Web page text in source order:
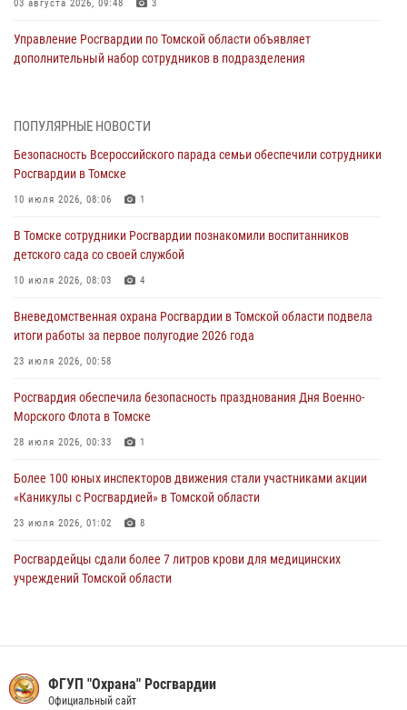
03 августа 2026, 09:48 3
Управление Росгвардии по Томской области объявляет
дополнительный набор сотрудников в подразделения
только часть товара
30 июля 2026, 07:41
товара из гипермаркета на 7 тысяч рублей
29 июля 2026, 00:41
Морского Флота в Томске
28 июля 2026, 00:33
приняли присягу у памятного знака Росгвардии (видео)
28 июля 2026, 00:24
ПОПУЛЯРНЫЕ НОВОСТИ
Безопасность Всероссийского парада семьи обеспечили сотрудники
Росгвардии в Томске
10 июля 2026, 08:06 1
В Томске сотрудники Росгвардии познакомили воспитанников
детского сада со своей службой
10 июля 2026, 08:03 4
Вневедомственная охрана Росгвардии в Томской области подвела
итоги работы за первое полугодие 2026 года
23 июля 2026, 00:58
Росгвардия обеспечила безопасность празднования Дня Военно-
Морского Флота в Томске
28 июля 2026, 00:33 1
Более 100 юных инспекторов движения стали участниками акции
«Каникулы с Росгвардией» в Томской области
23 июля 2026, 01:02 8
Росгвардейцы сдали более 7 литров крови для медицинских
учреждений Томской области
27 июля 2026, 00:18
ФГУП "Охрана" Росгвардии
Официальный сайт